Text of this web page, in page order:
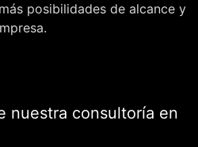
posibilidades de alcance y
nuestra consultoría en